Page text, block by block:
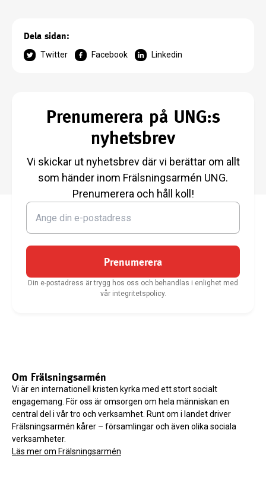
Dela sidan:
Twitter Facebook Linkedin
Prenumerera på UNG:s
nyhetsbrev
Vi skickar ut nyhetsbrev där vi berättar om allt
som händer inom Frälsningsarmén UNG.
Prenumerera och håll koll!
Prenumerera
Din e-postadress är trygg hos oss och behandlas i enlighet med
vår integritetspolicy.
Om Frälsningsarmén
Vi är en internationell kristen kyrka med ett stort socialt
engagemang. För oss är omsorgen om hela människan en
central del i vår tro och verksamhet. Runt om i landet driver
Frälsningsarmén kårer – församlingar och även olika sociala
verksamheter.
Läs mer om Frälsningsarmén